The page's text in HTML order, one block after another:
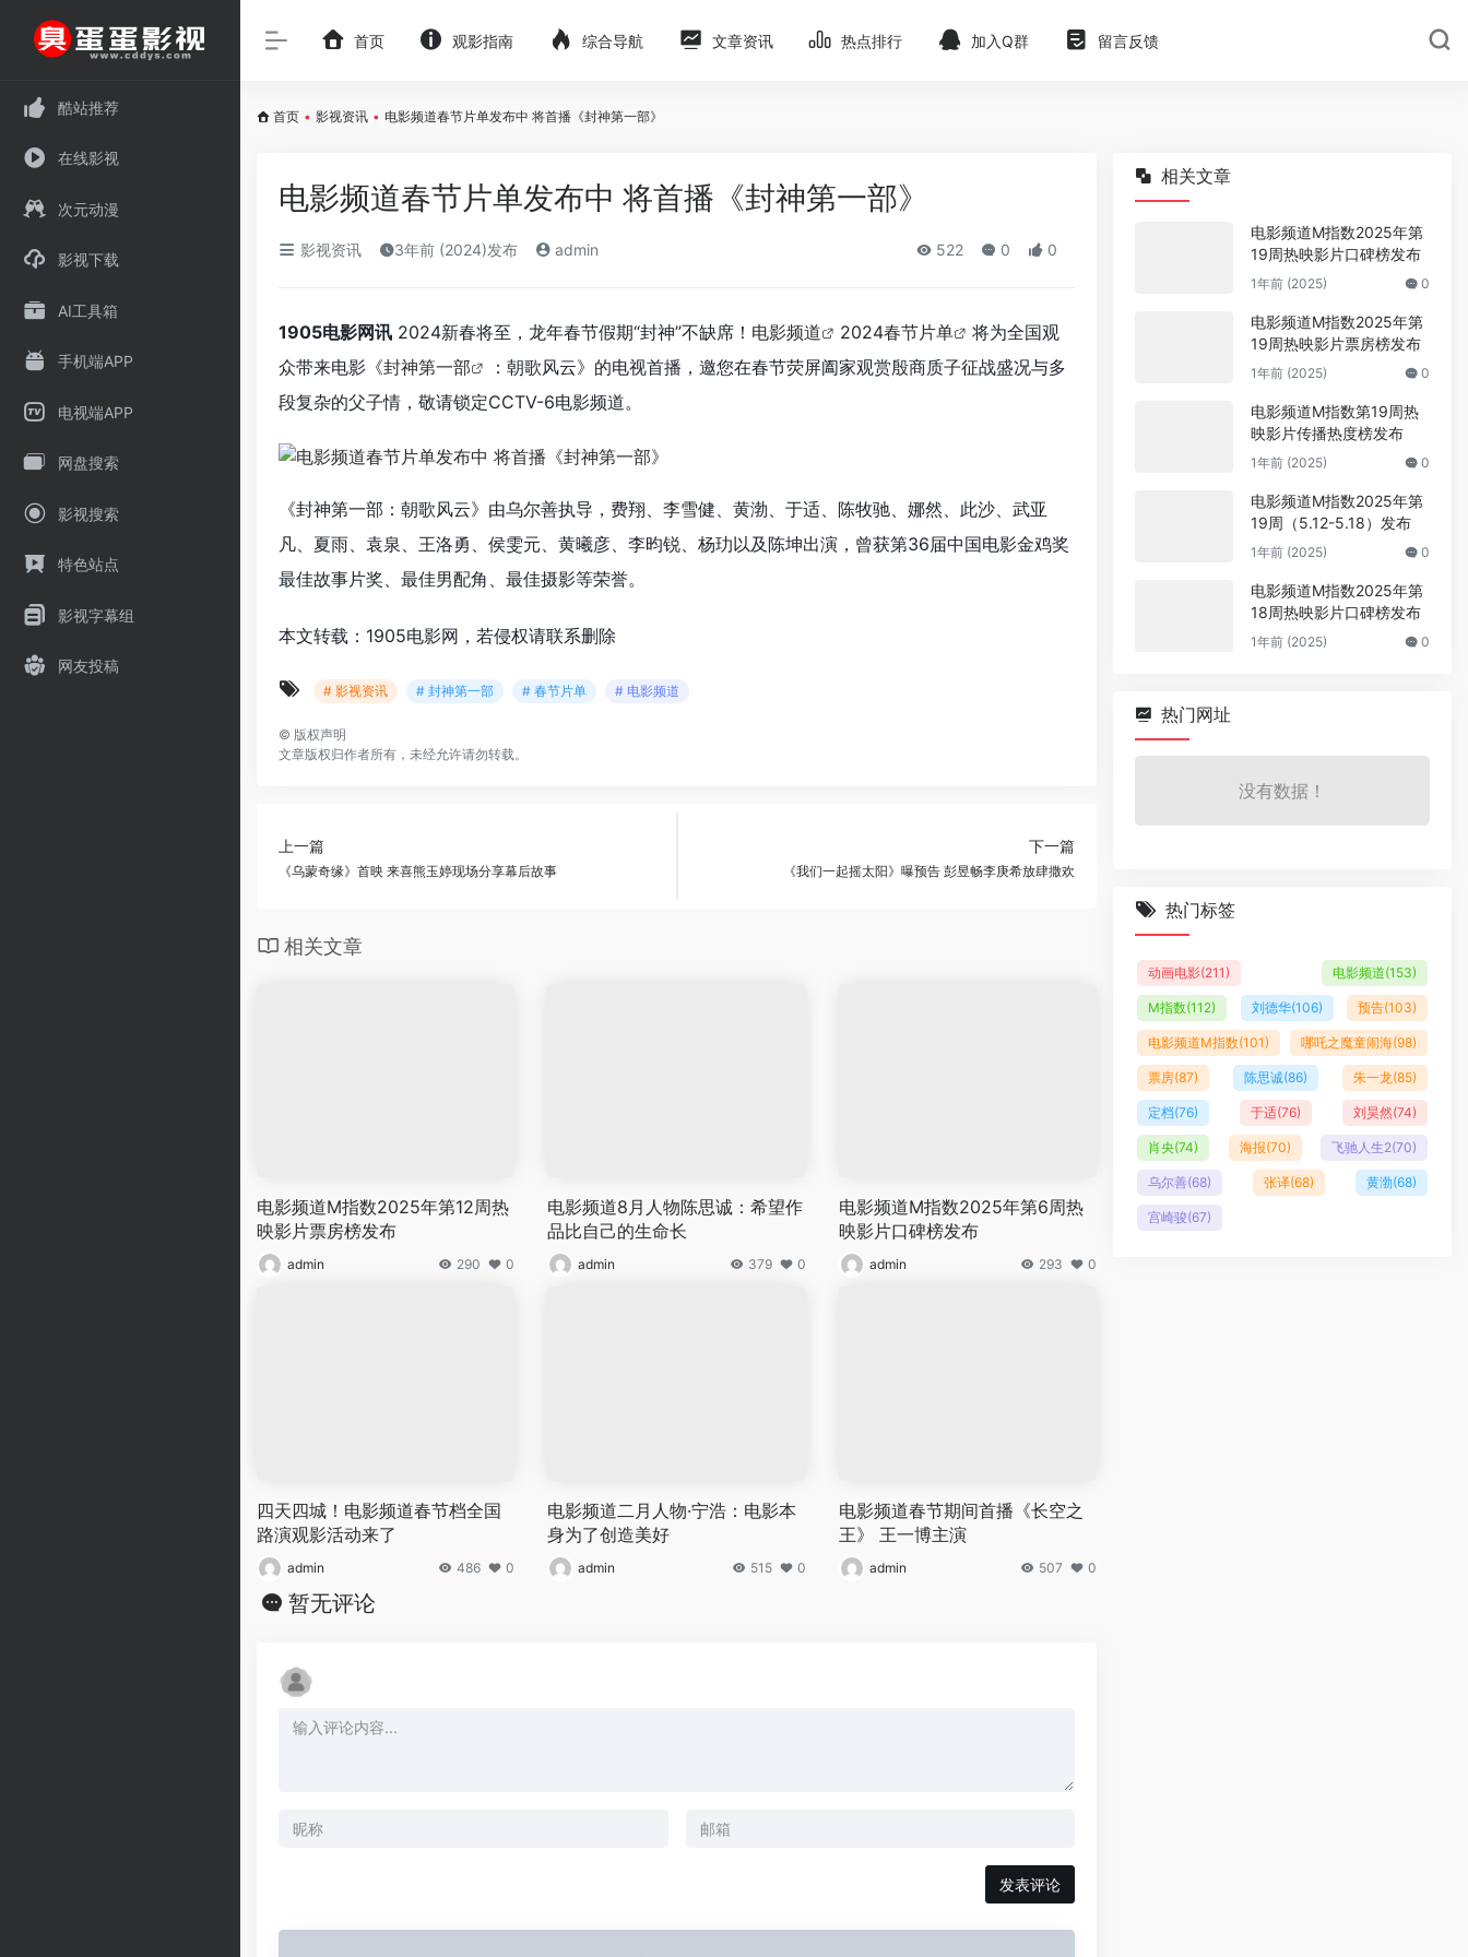
酷站推荐
在线影视
次元动漫
影视下载
AI工具箱
手机端APP
电视端APP
网盘搜索
影视搜索
特色站点
影视字幕组
网友投稿
首页 观影指南 综合导航 文章资讯 热点排行 加入Q群 留言反馈
首页 • 影视资讯 • 电影频道春节片单发布中 将首播《封神第一部》
电影频道春节片单发布中 将首播《封神第一部》
影视资讯 3年前 (2024)发布 admin 522 0 0
1905电影网讯 2024新春将至，龙年春节假期“封神”不缺席！ 电影频道 2024春节片单
将为全国观
众带来电影《封神第一部
：朝歌风云》的电视首播，邀您在春节荧屏阖家观赏殷商质子征战盛况与多
段复杂的父子情，敬请锁定CCTV-6电影频道。
《封神第一部：朝歌风云》由乌尔善执导，费翔、李雪健、黄渤、于适、陈牧驰、娜然、此沙、武亚
凡、夏雨、袁泉、王洛勇、侯雯元、黄曦彦、李昀锐、杨玏以及陈坤出演，曾获第36届中国电影金鸡奖
最佳故事片奖、最佳男配角、最佳摄影等荣誉。
本文转载：1905电影网，若侵权请联系删除
# 影视资讯 # 封神第一部 # 春节片单 # 电影频道
© 版权声明
文章版权归作者所有，未经允许请勿转载。
上一篇
《乌蒙奇缘》首映 来喜熊玉婷现场分享幕后故事
下一篇
《我们一起摇太阳》曝预告 彭昱畅李庚希放肆撒欢
相关文章
电影频道M指数2025年第12周热
映影片票房榜发布
admin 290 0
电影频道8月人物陈思诚：希望作
品比自己的生命长
admin 379 0
电影频道M指数2025年第6周热
映影片口碑榜发布
admin 293 0
四天四城！电影频道春节档全国
路演观影活动来了
admin 486 0
电影频道二月人物·宁浩：电影本
身为了创造美好
admin 515 0
电影频道春节期间首播《长空之
王》 王一博主演
admin 507 0
暂无评论
发表评论
相关文章
电影频道M指数2025年第
19周热映影片口碑榜发布
1年前 (2025) 0
电影频道M指数2025年第
19周热映影片票房榜发布
1年前 (2025) 0
电影频道M指数第19周热
映影片传播热度榜发布
1年前 (2025) 0
电影频道M指数2025年第
19周（5.12-5.18）发布
1年前 (2025) 0
电影频道M指数2025年第
18周热映影片口碑榜发布
1年前 (2025) 0
热门网址
没有数据！
热门标签
动画电影(211) 电影频道(153)
M指数(112) 刘德华(106) 预告(103)
电影频道M指数(101) 哪吒之魔童闹海(98)
票房(87) 陈思诚(86) 朱一龙(85)
定档(76) 于适(76) 刘昊然(74)
肖央(74) 海报(70) 飞驰人生2(70)
乌尔善(68) 张译(68) 黄渤(68)
宫崎骏(67)